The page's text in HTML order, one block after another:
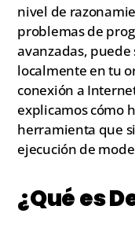
nivel de
problemas de
avanzadas,
localmente en tu
conexión a
explicamos cómo
herramienta que
ejecución de
¿Qué es